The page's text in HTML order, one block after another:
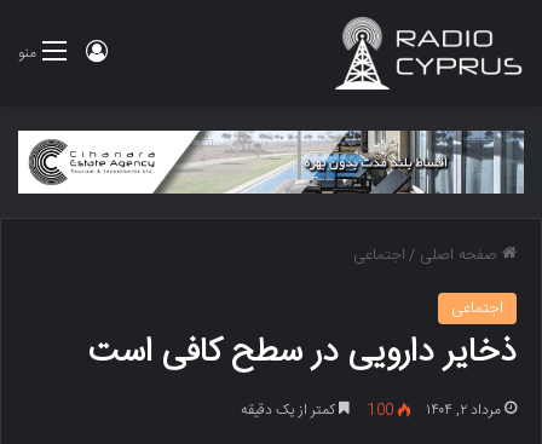
منو ورود
صفحه اصلی /اجتماعی
اجتماعی
ذخایر دارویی در سطح کافی است
مرداد ۲, ۱۴۰۴ 100 کمتر از یک دقیقه